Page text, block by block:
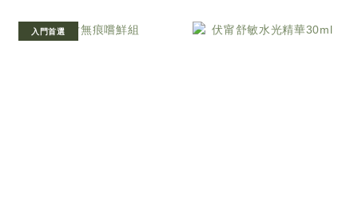
入門首選